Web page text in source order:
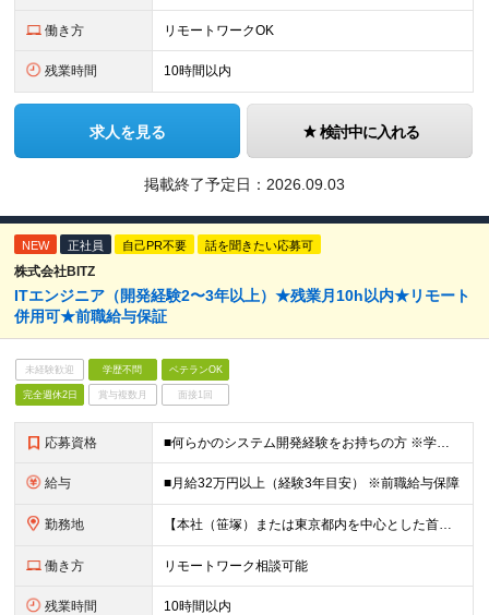
働き方 リモートワークOK
残業時間 10時間以内
求人を見る 検討中に入れる
掲載終了予定日： 2026.09.03
NEW 正社員 自己PR不要 話を聞きたい応募可
株式会社BITZ
ITエンジニア（開発経験2〜3年以上）★残業月10h以内★リモート
併用可★前職給与保証
未経験歓迎 学歴不問 ベテランOK
完全週休2日 賞与複数月 面接1回
応募資格 ■何らかのシステム開発経験をお持ちの方 ※学歴不問 ※言語・分野は問いません。 ※Java、PHP、GoなどWeb・オープン系での開発経験をお持ちの方は歓迎します。 ＜こんな方を歓迎します＞ ・PG
給与 ■月給32万円以上（経験3年目安） ※前職給与保障
勤務地 【本社（笹塚）または東京都内を中心とした首都圏プロジェクト先】 ※転勤なし ※希望勤務地考慮 ※変更の範囲：なし 案件はSESが中心です。 本社での受託開発・自社サービス開発に関わる可能性もあります
働き方 リモートワーク相談可能
残業時間 10時間以内